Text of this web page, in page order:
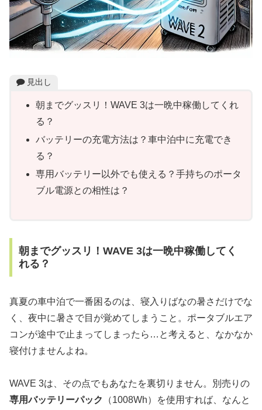
見出し
朝までグッスリ！WAVE 3は一晩中稼働してくれ
る？
バッテリーの充電方法は？車中泊中に充電でき
る？
専用バッテリー以外でも使える？手持ちのポータ
ブル電源との相性は？
朝までグッスリ！WAVE 3は一晩中稼働してく
れる？
真夏の車中泊で一番困るのは、寝入りばなの暑さだけでな
く、夜中に暑さで目が覚めてしまうこと。ポータブルエア
コンが途中で止まってしまったら…と考えると、なかなか
寝付けませんよね。
WAVE 3は、その点でもあなたを裏切りません。別売りの
専用バッテリーパック
（1008Wh）を使用すれば、なんと